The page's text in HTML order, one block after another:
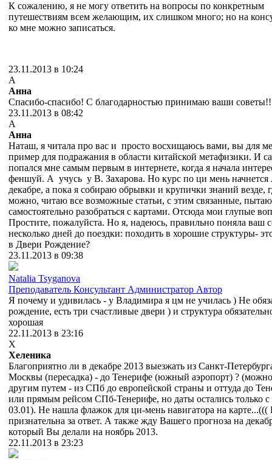
К сожалению, я не могу ответить на вопросы по конкретным
путешествиям всем желающим, их слишком много; но на
ко мне можно записаться.
23.11.2013 в 10:24
А
Анна
Спасибо-спасибо! С благодарностью принимаю ваши советы!!
23.11.2013 в 08:42
А
Анна
Наташ, я читала про вас и просто восхищаюсь вами, вы для
пример для подражания в области китайской метафизики. И
попался мне самым первым в интернете, когда я начала
феншуй. А учусь у В. Захарова. Но курс по ци мень начнется
декабре, а пока я собираю обрывки и крупички знаний везде,
можно, читаю все возможные статьи, с этим связанные,
самостоятельно разобраться с картами. Отсюда мои глупые
Простите, пожалуйста. Но я, надеюсь, правильно поняла ваш
несколько дней до поездки: походить в хорошие структуры-
в Двери Рождение?
23.11.2013 в 09:38
Natalia Tsyganova
Преподаватель Консультант Администратор Автор
Я почему и удивилась - у Владимира я цм не училась ) Не
рождение, есть три счастливые двери ) и структура
хорошая
22.11.2013 в 23:16
Х
Хеленика
Благоприятно ли в декабре 2013 выезжать из Санкт-
Москвы (пересадка) - до Тенерифе (южный аэропорт) ? (можно
другим путем - из СПб до европейской страны и оттуда до
или прямым рейсом СПб-Тенерифе, но даты остались только с
03.01). Не нашла флажок для ци-мень навигатора на карте...(((
признательна за ответ. А также жду Вашего прогноза на
который Вы делали на ноябрь 2013.
22.11.2013 в 23:23